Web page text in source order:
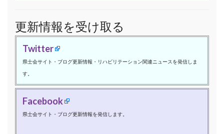
更新情報を受け取る
Twitter
県士会サイト・ブログ更新情報・リハビリテーション関連ニュースを発信しま
す。
Facebook
県士会サイト・ブログ更新情報を発信します。